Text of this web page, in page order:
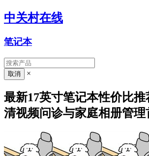
中关村在线
笔记本
×
最新17英寸笔记本性价比
清视频问诊与家庭相册管理